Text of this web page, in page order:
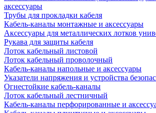
аксессуары
Трубы для прокладки кабеля
Кабель-каналы монтажные и аксессуары
Аксессуары для металлических лотков
Рукава для защиты кабеля
Лоток кабельный листовой
Лоток кабельный проволочный
Кабель-каналы напольные и аксессуары
Указатели напряжения и устройства
Огнестойкие кабель-каналы
Лоток кабельный лестничный
Кабель-каналы перфорированные и